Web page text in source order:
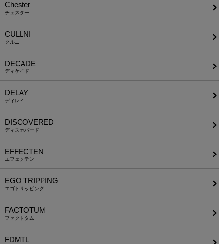
Chester
チェスター
CULLNI
クルニ
DECADE
ディケイド
DELAY
ディレイ
DISCOVERED
ディスカバード
EFFECTEN
エフェクテン
EGO TRIPPING
エゴトリッピング
FACTOTUM
ファクトタム
FDMTL